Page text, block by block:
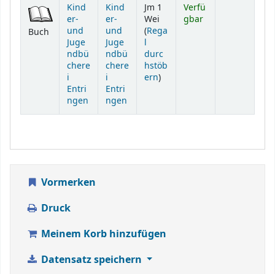
Buch
Kind
er-
und
Juge
ndbü
chere
i
Entri
ngen
Kind
er-
und
Juge
ndbü
chere
i
Entri
ngen
Jm 1
Wei
(Rega
l
durc
hstöb
ern(Öffnet sich unterhalb)
)
Verfü
gbar
Vormerken
Druck
Meinem Korb hinzufügen
Datensatz speichern